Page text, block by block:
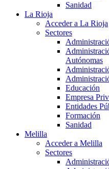
Sanidad
La Rioja
Acceder a La Rioja
Sectores
Autónomas
Educación
Empresa
Entidades
Formación
Sanidad
Melilla
Acceder a Melilla
Sectores